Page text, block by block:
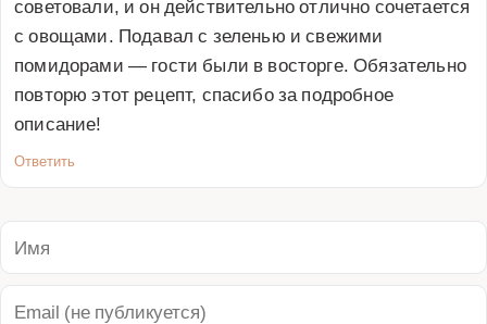
советовали, и он действительно отлично сочетается
с овощами. Подавал с зеленью и свежими
помидорами — гости были в восторге. Обязательно
повторю этот рецепт, спасибо за подробное
описание!
Ответить